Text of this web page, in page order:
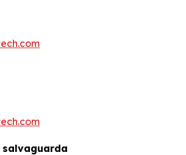
salvaguarda